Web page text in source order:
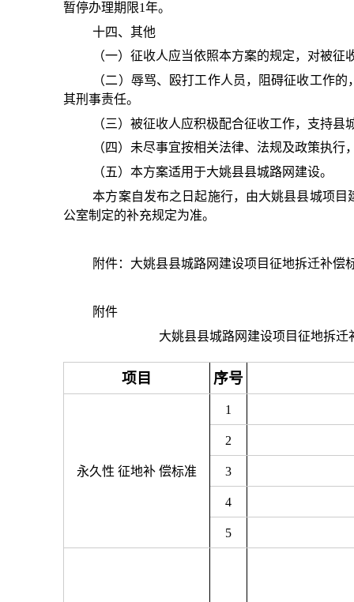
暂停办理期限1年。
十四、其他
（一）征收人应当依照本方案的规定，对被
（二）辱骂、殴打工作人员，阻碍征收工作
其刑事责任。
（三）被征收人应积极配合征收工作，支持
（四）未尽事宜按相关法律、法规及政策执
（五）本方案适用于大姚县县城路网建设。
本方案自发布之日起施行，由大姚县县城项
公室制定的补充规定为准。
附件：大姚县县城路网建设项目征地拆迁补偿
附件
大姚县县城路网建设项目征地拆迁
项目 序号
永久性 征地补 偿标准
1
2
3
4
5